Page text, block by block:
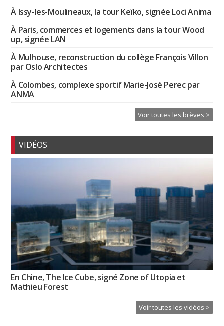
À Issy-les-Moulineaux, la tour Keïko, signée Loci Anima
À Paris, commerces et logements dans la tour Wood
up, signée LAN
À Mulhouse, reconstruction du collège François Villon
par Oslo Architectes
À Colombes, complexe sportif Marie-José Perec par
ANMA
Voir toutes les brèves >
VIDÉOS
En Chine, The Ice Cube, signé Zone of Utopia et
Mathieu Forest
Voir toutes les vidéos >